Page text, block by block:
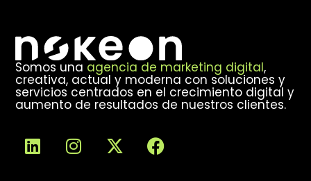
Somos una agencia de marketing digital,
creativa, actual y moderna con soluciones y
servicios centrados en el crecimiento digital y
aumento de resultados de nuestros clientes.